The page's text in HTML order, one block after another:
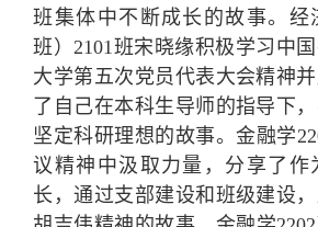
班集体中不断成长的故事。经
班）2101班宋晓缘积极学习中
大学第五次党员代表大会精神
了自己在本科生导师的指导下，
坚定科研理想的故事。金融学
议精神中汲取力量，分享了作
长，通过支部建设和班级建设